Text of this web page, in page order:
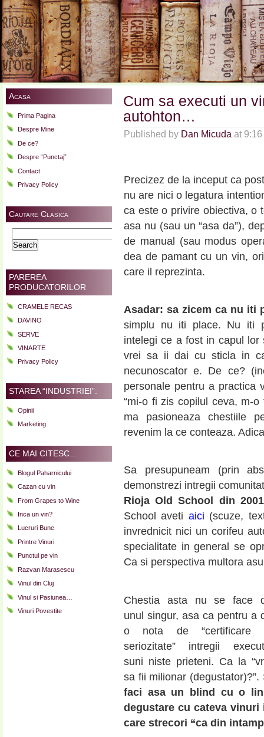
Acasa
Prima Pagina
Despre Mine
De ce?
Despre “Punctaj”
Contact
Privacy Policy
Cautare Clasica
for:
PAREREA
PRODUCATORILOR
CRAMELE RECAS
DAVINO
SERVE
VINARTE
Privacy Policy
STAREA “INDUSTRIEI”:
Opinii
Marketing
CE MAI CITESC...
Blogul Paharnicului
Cazan cu vin
From Grapes to Wine
Inca un vin?
Lucruri Bune
Printre Vinuri
Punctul pe vin
Razvan Marasescu
Vinul din Cluj
Vinul si Pasiunea…
Vinuri Povestite
Cum sa executi un
autohton…
Published by Dan Micuda at
Precizez de la inceput ca
nu are nici o legatura
ca este o privire obiectiva, o
asa nu (sau un “asa da”),
de manual (sau modus
dea de pamant cu un vin,
care il reprezinta.
Asadar: sa zicem ca nu iti
simplu nu iti place. Nu iti
intelegi ce a fost in capul lor
vrei sa ii dai cu sticla in
necunoscator e. De ce?
personale pentru a practica
“mi-o fi zis copilul ceva, m-
ma pasioneaza chestiile
revenim la ce conteaza.
Sa presupuneam (prin
demonstrezi intregii
Rioja Old School din 2001
School aveti aici (scuze,
invrednicit nici un corifeu
specialitate in general se
Ca si perspectiva multora
Chestia asta nu se face
unul singur, asa ca pentru a
o nota de “certificare
seriozitate” intregii
suni niste prieteni. Ca la
sa fii milionar (degustator)?”.
faci asa un blind cu o
degustare cu cateva vinuri
care strecori “ca din